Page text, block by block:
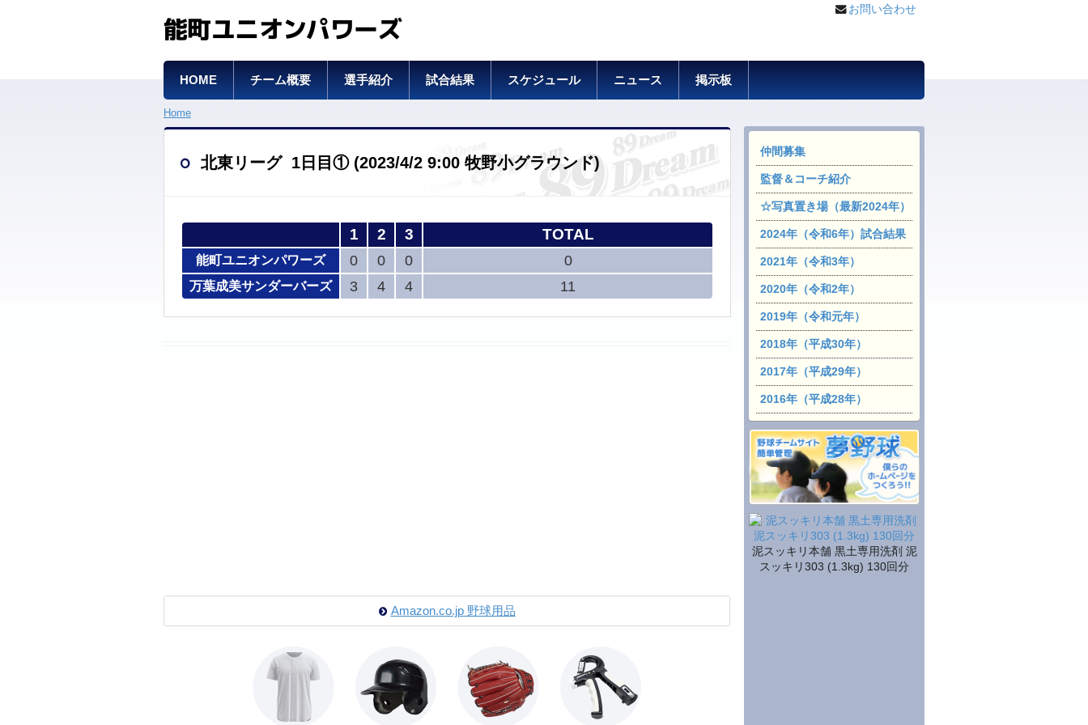
能町ユニオンパワーズ
お問い合わせ
HOME チーム概要 選手紹介 試合結果 スケジュール ニュース 掲示板
仲間募集
監督＆コーチ紹介
☆写真置き場（最新2024年）
2024年（令和6年）試合結果
2021年（令和3年）
2020年（令和2年）
2019年（令和元年）
2018年（平成30年）
2017年（平成29年）
2016年（平成28年）
泥スッキリ本舗 黒土専用洗剤 泥
スッキリ303 (1.3kg) 130回分
Home
北東リーグ 1日目① (2023/4/2 9:00 牧野小グラウンド)
1 2 3 TOTAL
能町ユニオンパワーズ 0 0 0 0
万葉成美サンダーバーズ 3 4 4 11
Amazon.co.jp 野球用品